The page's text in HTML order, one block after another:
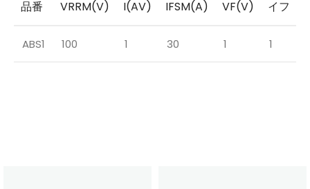
品番 VRRM(V) I(AV) IFSM(A) VF(V) イフ
ABS1 100 1 30 1 1